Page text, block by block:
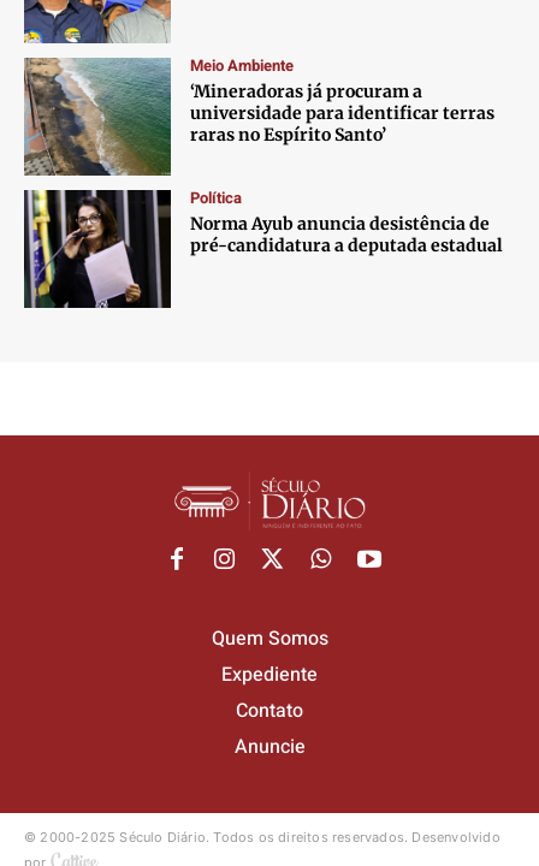
Meio Ambiente
‘Mineradoras já procuram a
universidade para identificar terras
raras no Espírito Santo’
Política
Norma Ayub anuncia desistência de
pré-candidatura a deputada estadual
Quem Somos
Expediente
Contato
Anuncie
© 2000-2025 Século Diário.Todos os direitos reservados. Desenvolvido
por